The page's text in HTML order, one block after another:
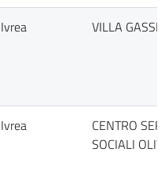
Ivrea VILLA
Ivrea
CENTRO
SOCIALI